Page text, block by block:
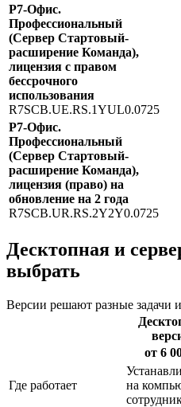
Р7-Офис.
Профессиональный
(Сервер Стартовый-
расширение Команда),
лицензия с правом
бессрочного
использования
R7SCB.UE.RS.1YUL0.0725
Р7-Офис.
Профессиональный
(Сервер Стартовый-
расширение Команда),
лицензия (право) на
обновление на 2 года
R7SCB.UR.RS.2Y2Y0.0725
Десктопная и
выбрать
Версии решают разные задачи
от 6
Где работает
на